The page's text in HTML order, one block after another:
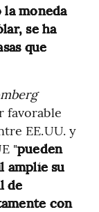
la moneda
se ha
que
favorable
EE.UU. y
"pueden
amplíe su
de
con